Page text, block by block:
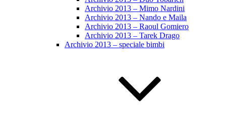
Archivio 2013 – Mimo Nardini
Archivio 2013 – Nando e Maila
Archivio 2013 – Raoul Gomiero
Archivio 2013 – Tarek Drago
Archivio 2013 – speciale bimbi